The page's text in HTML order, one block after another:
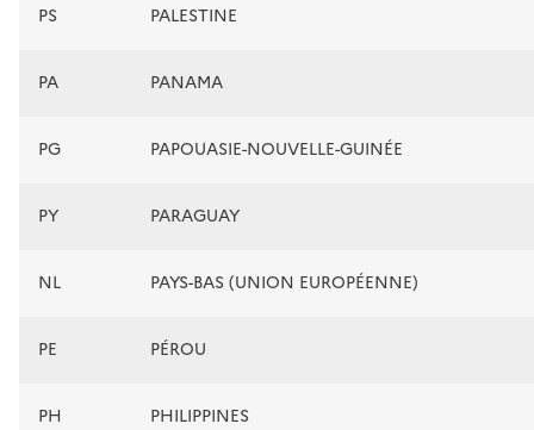
PS PALESTINE
PA PANAMA
PG PAPOUASIE-NOUVELLE-GUINÉE
PY PARAGUAY
NL PAYS-BAS (UNION EUROPÉENNE)
PE PÉROU
PH PHILIPPINES